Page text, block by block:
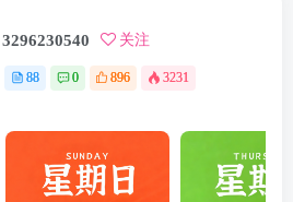
3296230540 关注
88 0 896 3231